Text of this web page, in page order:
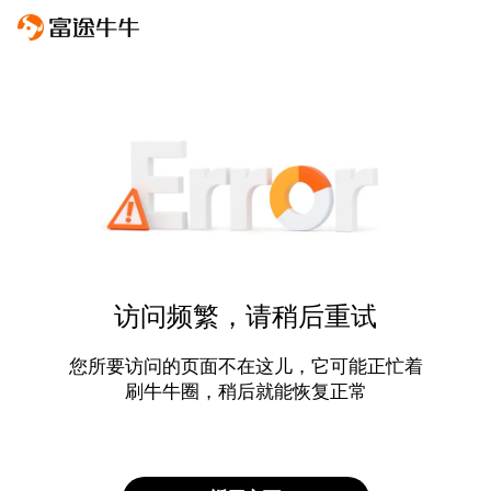
访问频繁，请稍后重试
您所要访问的页面不在这儿，它可能正忙着
刷牛牛圈，稍后就能恢复正常